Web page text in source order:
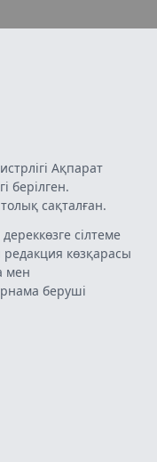
Ақпарат
берілген.
сақталған.
сілтеме
редакция көзқарасы
мен
беруші